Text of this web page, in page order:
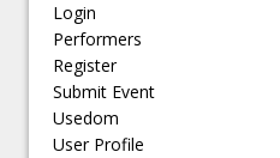
Login
Performers
Register
Submit Event
Usedom
User Profile